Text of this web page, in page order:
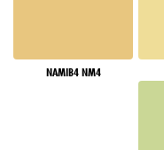
NAMIB4 NM4